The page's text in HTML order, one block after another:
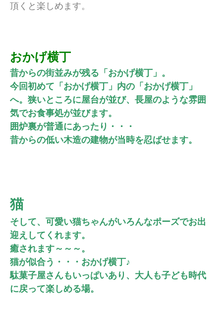
頂くと楽しめます。
おかげ横丁
昔からの街並みが残る「おかげ横丁」。
今回初めて「おかげ横丁」内の「おかげ横丁」
へ。 狭いところに屋台が並び、長屋のような雰囲
気でお食事処が並びます。
囲炉裏が普通にあったり・・・
昔からの低い木造の建物が当時を忍ばせます。
猫
そして、可愛い猫ちゃんがいろんなポーズでお出
迎えしてくれます。
癒されます～～～。
猫が似合う・・・おかげ横丁♪
駄菓子屋さんもいっぱいあり、大人も子ども時代
に戻って楽しめる場。